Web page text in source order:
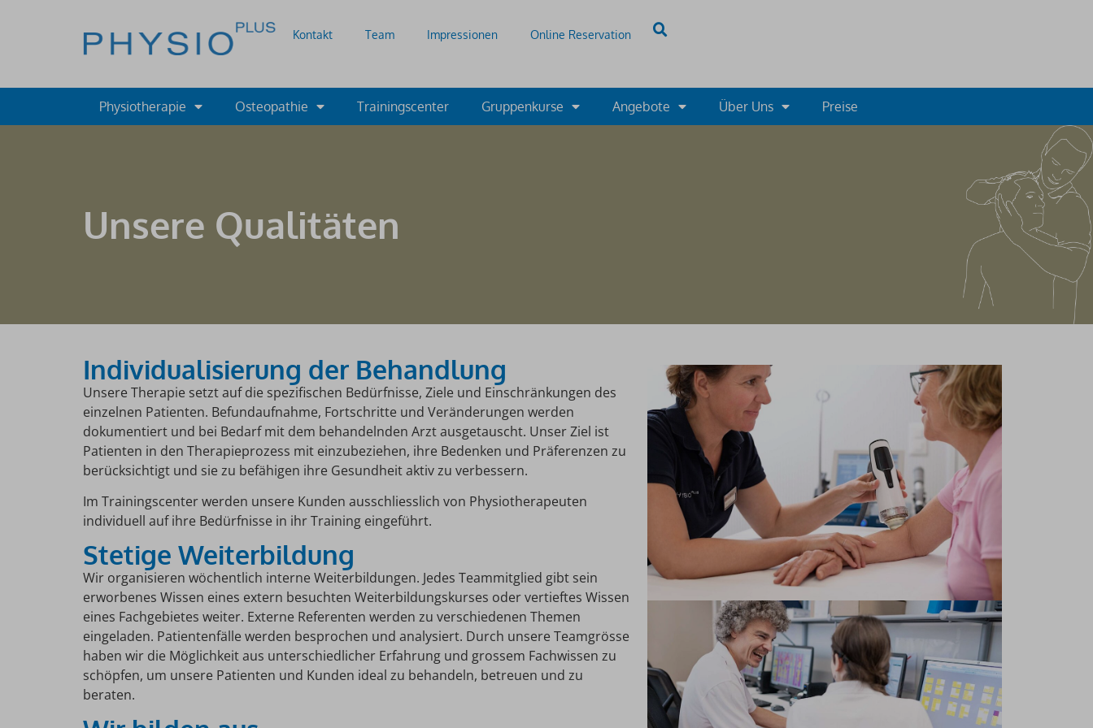
Kontakt Team Impressionen Online Reservation
Physiotherapie Osteopathie Trainingscenter Gruppenkurse Angebote Über Uns Preise
Unsere Qualitäten
Individualisierung der Behandlung
Unsere Therapie setzt auf die spezifischen Bedürfnisse, Ziele und Einschränkungen des
einzelnen Patienten. Befundaufnahme, Fortschritte und Veränderungen werden
dokumentiert und bei Bedarf mit dem behandelnden Arzt ausgetauscht. Unser Ziel ist
Patienten in den Therapieprozess mit einzubeziehen, ihre Bedenken und Präferenzen zu
berücksichtigt und sie zu befähigen ihre Gesundheit aktiv zu verbessern.
Im Trainingscenter werden unsere Kunden ausschliesslich von Physiotherapeuten
individuell auf ihre Bedürfnisse in ihr Training eingeführt.
Stetige Weiterbildung
Wir organisieren wöchentlich interne Weiterbildungen. Jedes Teammitglied gibt sein
erworbenes Wissen eines extern besuchten Weiterbildungskurses oder vertieftes Wissen
eines Fachgebietes weiter. Externe Referenten werden zu verschiedenen Themen
eingeladen. Patientenfälle werden besprochen und analysiert. Durch unsere Teamgrösse
haben wir die Möglichkeit aus unterschiedlicher Erfahrung und grossem Fachwissen zu
schöpfen, um unsere Patienten und Kunden ideal zu behandeln, betreuen und zu
beraten.